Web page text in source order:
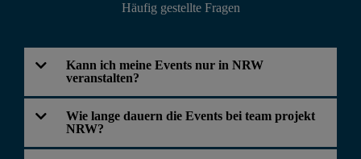
Häufig gestellte Fragen
Kann ich meine Events nur in NRW
veranstalten?
Wie lange dauern die Events bei team projekt
NRW?